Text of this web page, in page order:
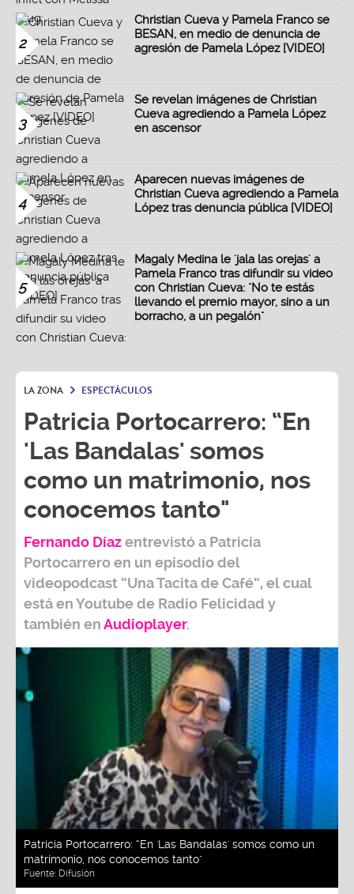
2
Christian Cueva y Pamela Franco se
BESAN, en medio de denuncia de
agresión de Pamela López [VIDEO]
3
Se revelan imágenes de Christian
Cueva agrediendo a Pamela López
en ascensor
4
Aparecen nuevas imágenes de
Christian Cueva agrediendo a Pamela
López tras denuncia pública [VIDEO]
5
Magaly Medina le 'jala las orejas' a
Pamela Franco tras difundir su video
con Christian Cueva: "No te estás
llevando el premio mayor, sino a un
borracho, a un pegalón"
LA ZONA ESPECTÁCULOS
Patricia Portocarrero: “En
'Las Bandalas' somos
como un matrimonio, nos
conocemos tanto"
Fernando Díazentrevistó a Patricia
Portocarreroen un episodio del
videopodcast “Una Tacita de Café”, el cual
está en Youtube de Radio Felicidad y
también enAudioplayer.
Patricia Portocarrero: “En 'Las Bandalas' somos como un
matrimonio, nos conocemos tanto"
Fuente: Difusión